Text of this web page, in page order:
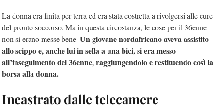
La donna era finita per terra ed era stata costretta a rivolgersi alle cure
del pronto soccorso. Ma in questa circostanza, le cose per il 36enne
non si erano messe bene. Un giovane nordafricano aveva assistito
allo scippo e, anche lui in sella a una bici, si era messo
all’inseguimento del 36enne, raggiungendolo e restituendo così la
borsa alla donna.
Incastrato dalle telecamere